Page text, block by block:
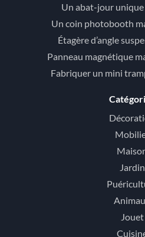
Un abat-jour unique
Un coin photobooth
Étagère d’angle
Panneau magnétique
Fabriquer un mini
Jardin
Jouet